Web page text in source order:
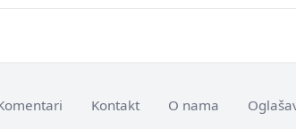
Kontakt O nama